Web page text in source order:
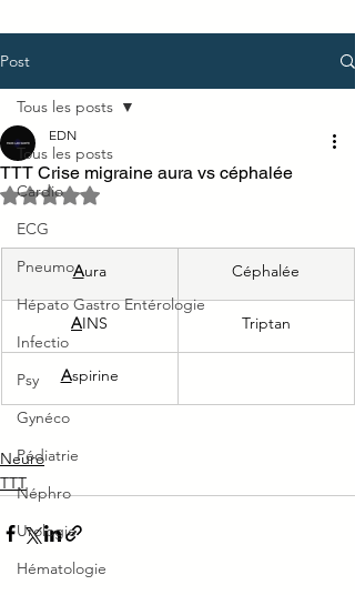
Post
Tous les posts
Cardio
ECG
Pneumo
Hépato Gastro Entérologie
Infectio
Psy
Gynéco
Pédiatrie
Néphro
Urologie
Hématologie
Tous les posts
TTT Crise migraine aura vs céphalée
EDN
Noté NaN étoiles sur 5.
Aura Céphalée
AINS Triptan
Aspirine
Neuro
TTT